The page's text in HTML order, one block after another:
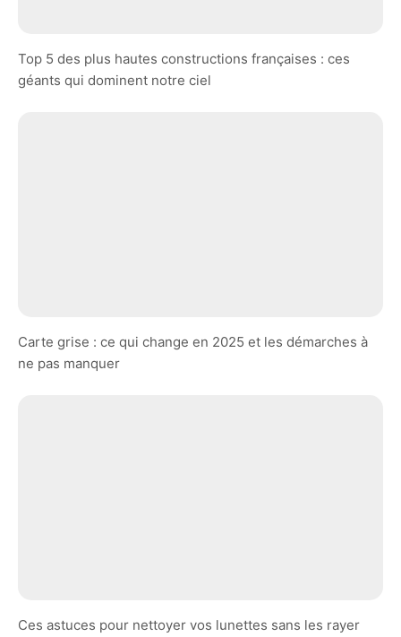
Top 5 des plus hautes constructions françaises : ces
géants qui dominent notre ciel
Carte grise : ce qui change en 2025 et les démarches à
ne pas manquer
Ces astuces pour nettoyer vos lunettes sans les rayer